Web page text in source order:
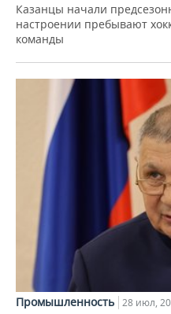
Казанцы начали
настроении пребывают
команды
Промышленность 28 июл,